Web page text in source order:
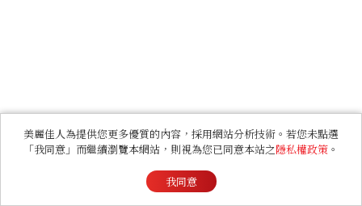
美麗佳人為提供您更多優質的內容，採用網站分析技術。若您未點選
「我同意」而繼續瀏覽本網站，則視為您已同意本站之隱私權政策 。
我同意